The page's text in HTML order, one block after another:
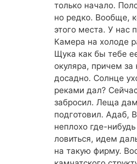
только начало.
но редко. Вообще,
этого места. У нас
Камера на холоде
Щука как бы тебе
окуляра, причем
досадно. Солнце
реками дал?
забросил. Леща
подготовил. Адаб,
неплохо где-
ловиться, идем
на такую фирму.